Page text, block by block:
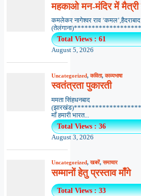
महकाओ मन-मंदिर में मैत्री
कमलेकर नागेश्वर राव ‘कमल’,हैदराबाद
Total Views : 61
August 5, 2026
Uncategorized,कविता,काव्यभाषा
स्वतंत्रता पुकारती
ममता सिंहधनबाद
माँ हमारी भारत...
Total Views : 36
August 3, 2026
Uncategorized,खबरें,समाचार
सम्मानों हेतु प्रस्ताव माँगे
Total Views : 33